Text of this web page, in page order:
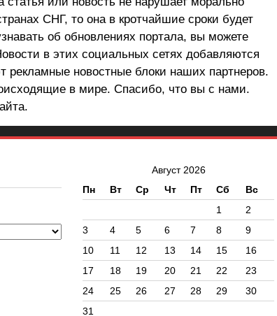
СНГ, то она в кротчайшие сроки будет
об обновлениях портала, вы можете
в этих социальных сетях добавляются
рекламные новостные блоки наших партнеров.
в мире. Спасибо, что вы с нами.
Август 2026
Пн
Вт Ср Чт Пт Сб
Вс
1
2
3
4 5 6 7 8
9
10
11 12 13 14 15
16
17
18 19 20 21 22
23
24
25 26 27 28 29
30
31